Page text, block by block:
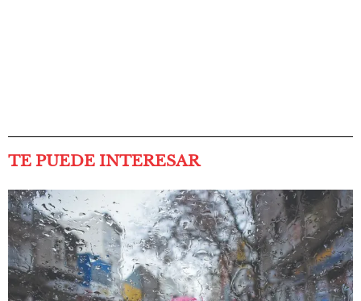
TE PUEDE INTERESAR